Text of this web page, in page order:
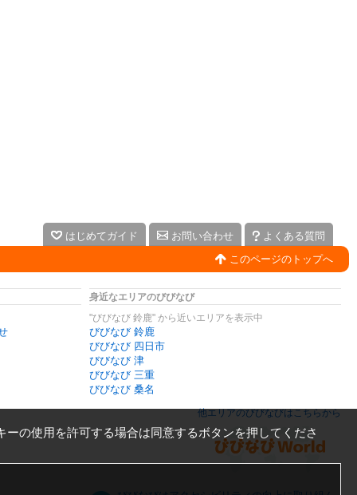
はじめてガイド お問い合わせ
よくある質問
このページのトップへ
身近なエリアのびびなび
"びびなび 鈴鹿" から近いエリアを表示中
びびなび 鈴鹿
びびなび 四日市
びびなび 津
びびなび 三重
びびなび 桑名
他エリアのびびなびはこちらから
ーの使用を許可する場合は同意するボタンを押してくださ